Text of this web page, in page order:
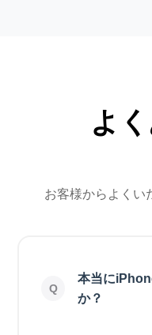
よ
お客様からよくい
本当に
か？